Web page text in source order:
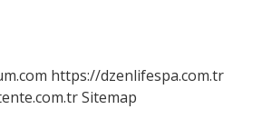
https://dzenlifespa.com.tr
Sitemap